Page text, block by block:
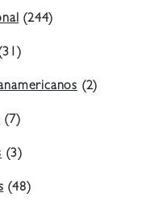
(244)
(2)
(7)
(3)
(48)